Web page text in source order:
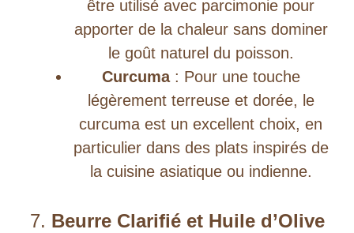
être utilisé avec parcimonie pour
apporter de la chaleur sans dominer
le goût naturel du poisson.
Curcuma: Pour une touche
légèrement terreuse et dorée, le
curcuma est un excellent choix, en
particulier dans des plats inspirés de
la cuisine asiatique ou indienne.
7. Beurre Clarifié et Huile d’Olive